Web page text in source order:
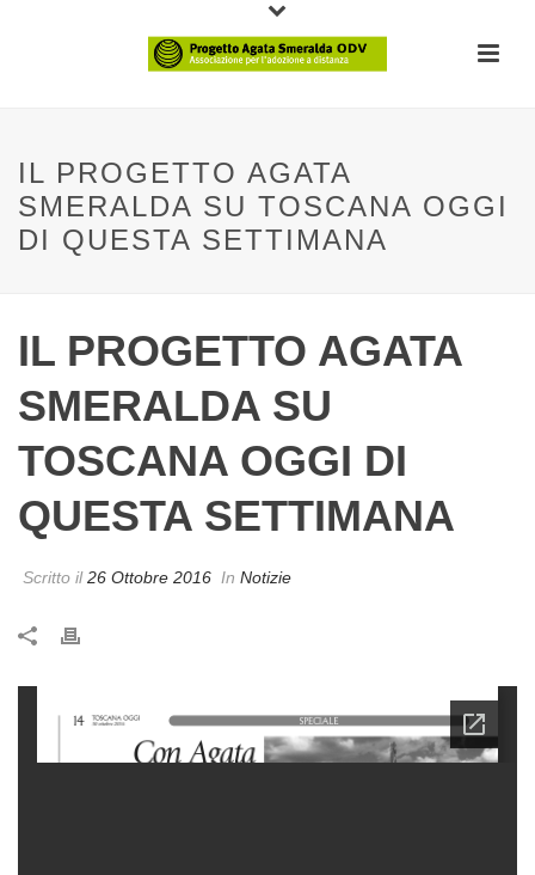
IL PROGETTO AGATA
SMERALDA SU TOSCANA OGGI
DI QUESTA SETTIMANA
IL PROGETTO AGATA
SMERALDA SU
TOSCANA OGGI DI
QUESTA SETTIMANA
Scritto il26 Ottobre 2016 In Notizie